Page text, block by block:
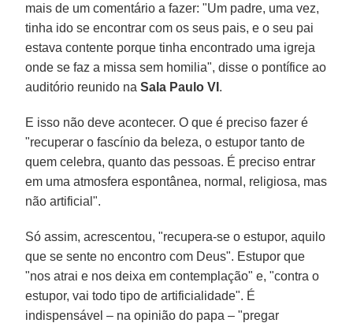
mais de um comentário a fazer: "Um padre, uma vez,
tinha ido se encontrar com os seus pais, e o seu pai
estava contente porque tinha encontrado uma igreja
onde se faz a missa sem homilia", disse o pontífice ao
auditório reunido naSala Paulo VI .
E isso não deve acontecer. O que é preciso fazer é
"recuperar o fascínio da beleza, o estupor tanto de
quem celebra, quanto das pessoas. É preciso entrar
em uma atmosfera espontânea, normal, religiosa, mas
não artificial".
Só assim, acrescentou, "recupera-se o estupor, aquilo
que se sente no encontro com Deus". Estupor que
"nos atrai e nos deixa em contemplação" e, "contra o
estupor, vai todo tipo de artificialidade". É
indispensável – na opinião do papa – "pregar